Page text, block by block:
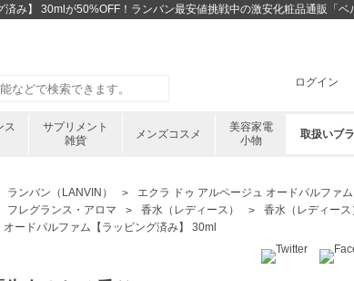
み】 30mlが50%OFF！ランバン最安値挑戦中の激安化粧品通販「ベ
ログイン
ス
サプリメント
雑貨
メンズコスメ
美容家電
小物
取扱いブ
ランバン（LANVIN）
エクラ ドゥ アルページュ オードパルファ
フレグランス・アロマ 香水（レディース）
香水（レディース
ードパルファム【ラッピング済み】 30ml